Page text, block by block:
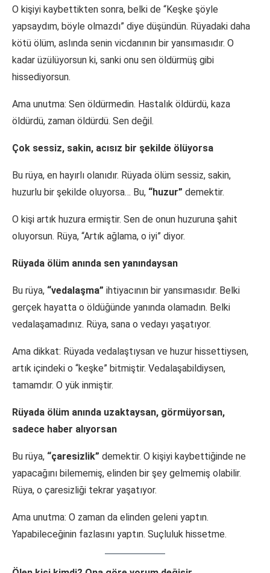
O kişiyi kaybettikten sonra, belki de “Keşke şöyle
yapsaydım, böyle olmazdı” diye düşündün. Rüyadaki daha
kötü ölüm, aslında senin vicdanının bir yansımasıdır. O
kadar üzülüyorsun ki, sanki onu sen öldürmüş gibi
hissediyorsun.
Ama unutma: Sen öldürmedin. Hastalık öldürdü, kaza
öldürdü, zaman öldürdü. Sen değil.
Çok sessiz, sakin, acısız bir şekilde ölüyorsa
Bu rüya, en hayırlı olanıdır. Rüyada ölüm sessiz, sakin,
huzurlu bir şekilde oluyorsa… Bu, “huzur” demektir.
O kişi artık huzura ermiştir. Sen de onun huzuruna şahit
oluyorsun. Rüya, “Artık ağlama, o iyi” diyor.
Rüyada ölüm anında sen yanındaysan
Bu rüya, “vedalaşma” ihtiyacının bir yansımasıdır. Belki
gerçek hayatta o öldüğünde yanında olamadın. Belki
vedalaşamadınız. Rüya, sana o vedayı yaşatıyor.
Ama dikkat: Rüyada vedalaştıysan ve huzur hissettiysen,
artık içindeki o “keşke” bitmiştir. Vedalaşabildiysen,
tamamdır. O yük inmiştir.
Rüyada ölüm anında uzaktaysan, görmüyorsan,
sadece haber alıyorsan
Bu rüya, “çaresizlik” demektir. O kişiyi kaybettiğinde ne
yapacağını bilememiş, elinden bir şey gelmemiş olabilir.
Rüya, o çaresizliği tekrar yaşatıyor.
Ama unutma: O zaman da elinden geleni yaptın.
Yapabileceğinin fazlasını yaptın. Suçluluk hissetme.